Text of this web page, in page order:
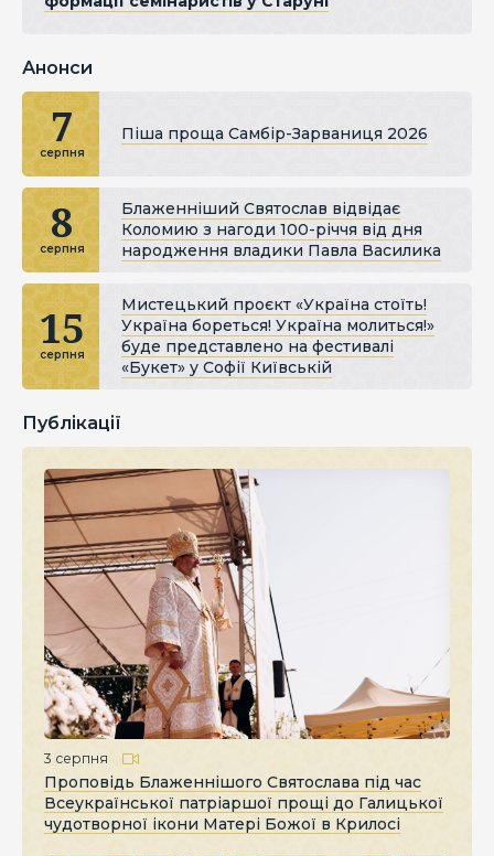
Анонси
7
серпня
Піша проща Самбір-Зарваниця 2026
8
серпня
Блаженніший Святослав відвідає
Коломию з нагоди 100-річчя від дня
народження владики Павла Василика
15
серпня
Мистецький проєкт «Україна стоїть!
Україна бореться! Україна молиться!»
буде представлено на фестивалі
«Букет» у Софії Київській
Публікації
3 серпня
Проповідь Блаженнішого Святослава під час
Всеукраїнської патріаршої прощі до Галицької
чудотворної ікони Матері Божої в Крилосі